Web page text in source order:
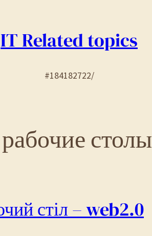
IT Related topics
#184182722/
столы
стіл – web2.0